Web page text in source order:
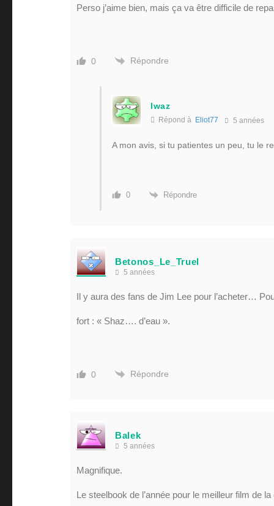
Perso j’aime bien, mais ça va être difficile de
0 Répondre
lwaz
Répond à Eliot77 5 années
A mon avis, si tu patientes un peu, tu le
0 Répondre
Betonos_Le_Truel
5 années
Il y aura des fans de Jim Lee pour l’acheter…
fort : « Shaz…. d’eau ».
0 Répondre
Balek
5 années
Magnifique.
Le steelbook de l’année pour le meilleur film de